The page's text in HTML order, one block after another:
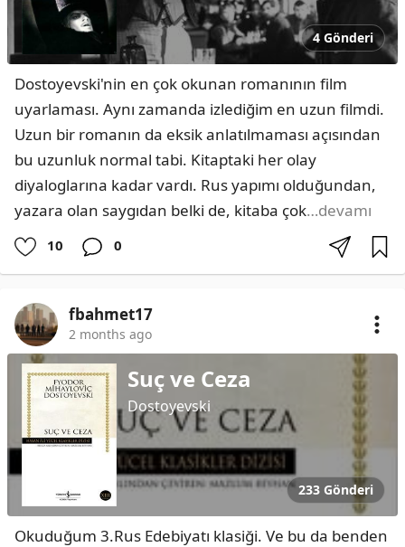
4 Gönderi
Dostoyevski'nin en çok okunan romanının film
uyarlaması. Aynı zamanda izlediğim en uzun filmdi.
Uzun bir romanın da eksik anlatılmaması açısından
bu uzunluk normal tabi. Kitaptaki her olay
diyaloglarına kadar vardı. Rus yapımı olduğundan,
yazara olan saygıdan belki de, kitaba çok…devamı
10 0
fbahmet17
2 months ago
Suç ve Ceza
Dostoyevski
233 Gönderi
Okuduğum 3.Rus Edebiyatı klasiği. Ve bu da benden